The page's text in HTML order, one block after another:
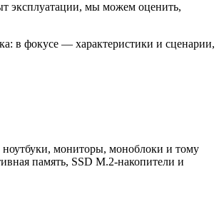
эксплуатации, мы можем оценить,
в фокусе — характеристики и сценарии,
мониторы, моноблоки и тому
память, SSD M.2-накопители и